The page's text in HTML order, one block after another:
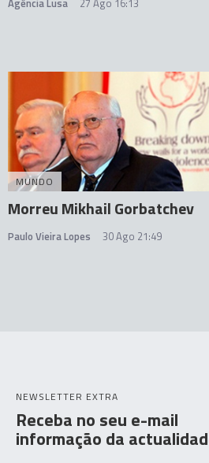
Agência Lusa 27 Ago 16:13
MUNDO
Morreu Mikhail Gorbatchev
Paulo Vieira Lopes 30 Ago 21:49
NEWSLETTER EXTRA
Receba no seu e-mail
informação da